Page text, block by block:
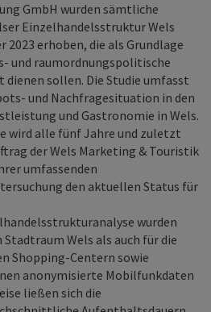
GmbH wurden sämtliche
Einzelhandelsstruktur Wels
2023 erhoben, die als Grundlage
und raumordnungspolitische
dienen sollen. Die Studie umfasst
und Nachfragesituation in den
und Gastronomie in Wels.
wird alle fünf Jahre und zuletzt
der Wels Marketing & Touristik
umfassenden
den aktuellen Status für
wurden
Wels als auch für die
Shopping-Centern sowie
anonymisierte Mobilfunkdaten
ließen sich die